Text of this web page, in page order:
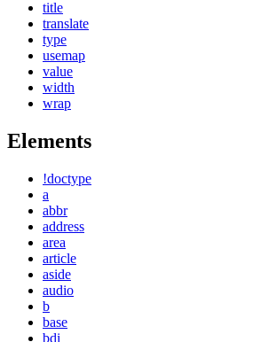
title
translate
type
usemap
value
width
wrap
Elements
!doctype
a
abbr
address
area
article
aside
audio
b
base
bdi